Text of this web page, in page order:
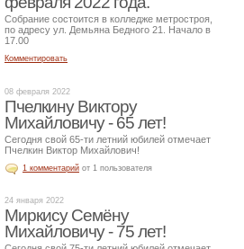
Собрание состоится в колледже метростроя,
по адресу ул. Демьяна Бедного 21. Начало в
17.00
Комментировать
08 февраля 2022
Пчелкину Виктору
Михайловичу - 65 лет!
Сегодня свой 65-ти летний юбилей отмечает
Пчелкин Виктор Михайлович!
1 комментарий от 1 пользователя
24 января 2022
Миркису Семёну
Михайловичу - 75 лет!